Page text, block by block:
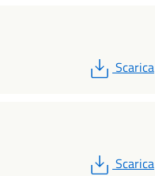
PDF
Scarica
PDF
Scarica